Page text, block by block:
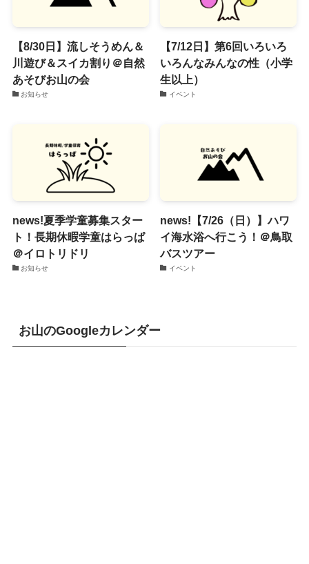
【8/30日】流しそうめん＆
川遊び＆スイカ割り＠自然
あそびお山の会
お知らせ
【7/12日】第6回いろいろ
いろんなみんなの性（小学
生以上）
イベント
news!夏季学童募集スター
ト！長期休暇学童はらっぱ
＠イロトリドリ
お知らせ
news!【7/26（日）】ハワ
イ海水浴へ行こう！＠鳥取
バスツアー
イベント
お山のGoogleカレンダー